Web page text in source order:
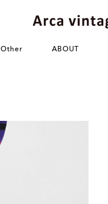
Other ABOUT